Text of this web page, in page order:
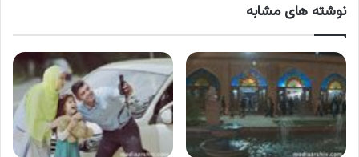
نوشته های مشابه